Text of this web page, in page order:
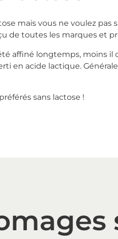
mais vous ne voulez
de toutes les marques et
affiné longtemps, moins
en acide lactique.
sans lactose !